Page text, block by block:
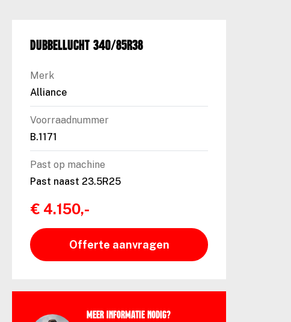
Dubbellucht 340/85R38
Merk
Alliance
Voorraadnummer
B.1171
Past op machine
Past naast 23.5R25
€ 4.150,-
Offerte aanvragen
Meer informatie nodig?